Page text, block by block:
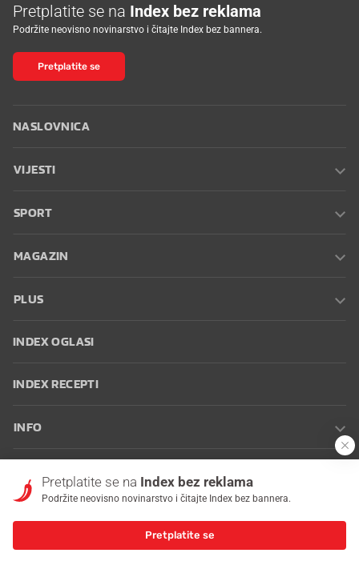
Pretplatite se na Index bez reklama
Podržite neovisno novinarstvo i čitajte Index bez bannera.
Pretplatite se
NASLOVNICA
VIJESTI
SPORT
MAGAZIN
PLUS
INDEX OGLASI
INDEX RECEPTI
INFO
korištenja
Postavke kolačića
© 2026 Index
Pretplatite se na Index bez reklama
Podržite neovisno novinarstvo i čitajte Index bez bannera.
Pretplatite se